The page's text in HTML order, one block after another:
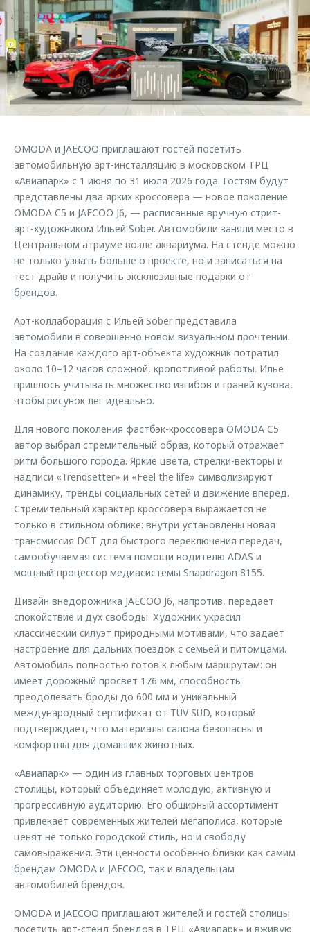
Страхование
Кредитный калькулятор
Аксессуары
Одежда и сувениры
Оригинальные аксессуары
Трейд-ин
Калькулятор трейд-ин
Клиентская поддержка
O&J Автоклуб
Клуб владельцев OMODA
Приложение O&J
Аксессуары
Оригинальные аксессуары
Запчасти
Обратная связь
OMODA и JAECOO приглашают гостей посетить
автомобильную арт-инсталляцию в московском ТРЦ
«Авиапарк» с 1 июня по 31 июля 2026 года. Гостям будут
представлены два ярких кроссовера — новое поколение
OMODA C5 и JAECOO J6, — расписанные вручную стрит-
арт-художником Ильей Sober. Автомобили заняли место в
Центральном атриуме возле аквариума. На стенде можно
не только узнать больше о проекте, но и записаться на
тест-драйв и получить эксклюзивные подарки от
брендов.
Арт-коллаборация с Ильей Sober представила
автомобили в совершенно новом визуальном прочтении.
На создание каждого арт-объекта художник потратил
около 10–12 часов сложной, кропотливой работы. Илье
пришлось учитывать множество изгибов и граней кузова,
чтобы рисунок лег идеально.
Для нового поколения фастбэк-кроссовера OMODA C5
автор выбрал стремительный образ, который отражает
ритм большого города. Яркие цвета, стрелки-векторы и
надписи «Trendsetter» и «Feel the life» символизируют
динамику, тренды социальных сетей и движение вперед.
Стремительный характер кроссовера выражается не
только в стильном облике: внутри установлены новая
трансмиссия DCT для быстрого переключения передач,
самообучаемая система помощи водителю ADAS и
мощный процессор медиасистемы Snapdragon 8155.
Дизайн внедорожника JAECOO J6, напротив, передает
спокойствие и дух свободы. Художник украсил
классический силуэт природными мотивами, что задает
настроение для дальних поездок с семьей и питомцами.
Автомобиль полностью готов к любым маршрутам: он
имеет дорожный просвет 176 мм, способность
преодолевать броды до 600 мм и уникальный
международный сертификат от TÜV SÜD, который
подтверждает, что материалы салона безопасны и
комфортны для домашних животных.
«Авиапарк» — один из главных торговых центров
столицы, который объединяет молодую, активную и
прогрессивную аудиторию. Его обширный ассортимент
привлекает современных жителей мегаполиса, которые
ценят не только городской стиль, но и свободу
самовыражения. Эти ценности особенно близки как самим
брендам OMODA и JAECOO, так и владельцам
автомобилей брендов.
OMODA и JAECOO приглашают жителей и гостей столицы
посетить арт-стенд брендов в ТРЦ «Авиапарк» и вживую